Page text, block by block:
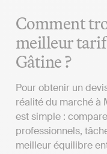
Comment
meilleur
Gâtine ?
Pour obtenir un
réalité du marché à
est simple :
professionnels,
meilleur équilibre